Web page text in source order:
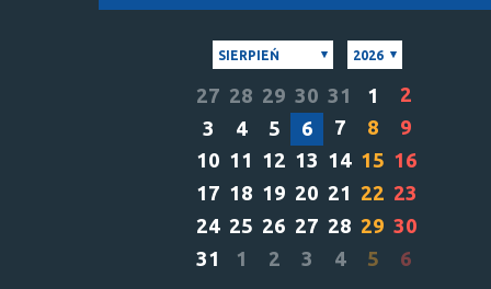
SIERPIEŃ 2026
27 28 29 30 31 1
2
3
4 5 6 7 8
9
10 11 12 13 14 15 16
17 18 19 20 21 22 23
24 25 26 27 28 29 30
31
1 2 3 4 5 6